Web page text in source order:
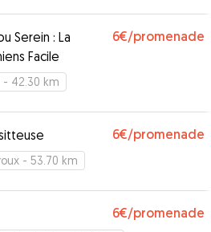
Serein : La
Facile
6€/promenade
- 42.30 km
6€/promenade
- 53.70 km
6€/promenade